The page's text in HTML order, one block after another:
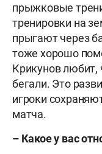
прыжковые
тренировки на
прыгают через
тоже хорошо
Крикунов любит,
бегали. Это
игроки
матча.
– Какое у вас